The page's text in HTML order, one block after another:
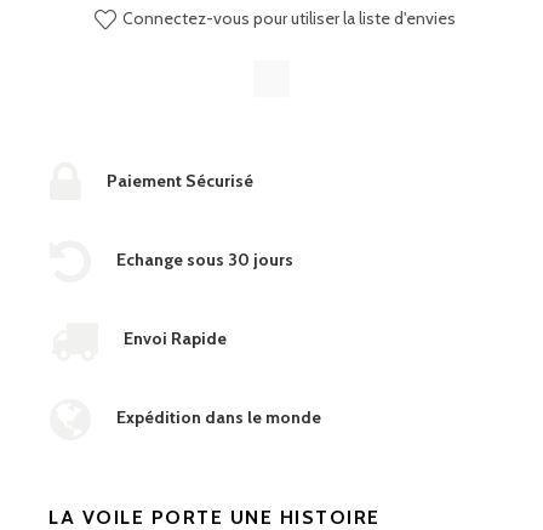
Connectez-vous pour utiliser la liste d'envies
Paiement Sécurisé
Echange sous 30 jours
Envoi Rapide
Expédition dans le monde
LA VOILE PORTE UNE HISTOIRE